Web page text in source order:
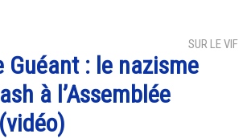
SUR LE VIF
Guéant : le nazisme
à l’Assemblée